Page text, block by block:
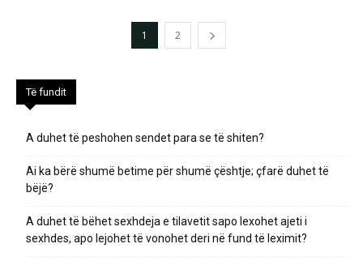
1 2
Të fundit
A duhet të peshohen sendet para se të shiten?
Ai ka bërë shumë betime për shumë çështje; çfarë duhet të
bëjë?
A duhet të bëhet sexhdeja e tilavetit sapo lexohet ajeti i
sexhdes, apo lejohet të vonohet deri në fund të leximit?